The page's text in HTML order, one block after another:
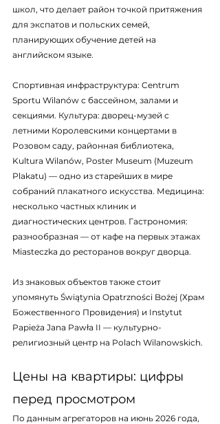
школ, что делает район точкой притяжения
для экспатов и польских семей,
планирующих обучение детей на
английском языке.
Спортивная инфраструктура: Centrum
Sportu Wilanów с бассейном, залами и
секциями. Культура: дворец-музей с
летними Королевскими концертами в
Розовом саду, районная библиотека,
Kulturа Wilanów, Poster Museum (Muzeum
Plakatu) — одно из старейших в мире
собраний плакатного искусства. Медицина:
несколько частных клиник и
диагностических центров. Гастрономия:
разнообразная — от кафе на первых этажах
Miasteczka до ресторанов вокруг дворца.
Из знаковых объектов также стоит
упомянуть Świątynia Opatrzności Bożej (Храм
Божественного Провидения) и Instytut
Papieża Jana Pawła II — культурно-
религиозный центр на Polach Wilanowskich.
Цены на квартиры: цифры
перед просмотром
По данным агрегаторов на июнь 2026 года,